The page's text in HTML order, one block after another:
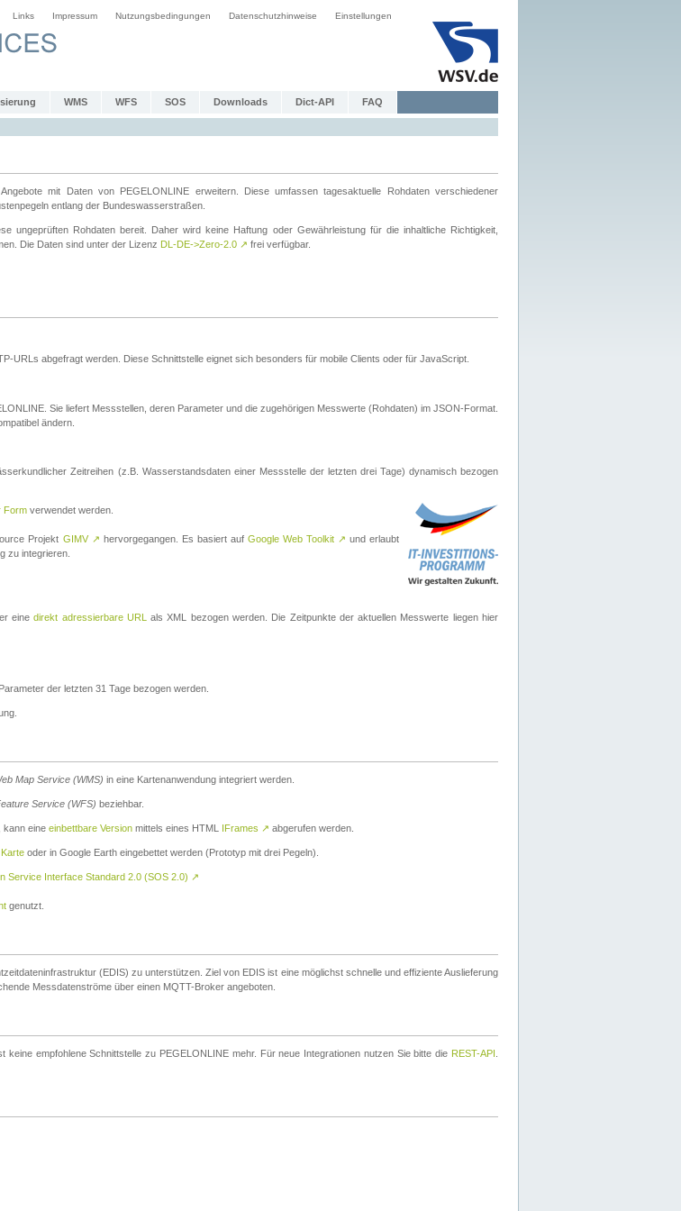
Links Impressum Nutzungsbedingungen Datenschutzhinweise Einstellungen
WMS WFS SOS Downloads Dict-API FAQ
mit Daten von PEGELONLINE erweitern. Diese umfassen tagesaktuelle Rohdaten verschiedener
entlang der Bundeswasserstraßen.
ungeprüften Rohdaten bereit. Daher wird keine Haftung oder Gewährleistung für die inhaltliche Richtigkeit,
Die Daten sind unter der Lizenz DL-DE->Zero-2.0 ↗ frei verfügbar.
URLs abgefragt werden. Diese Schnittstelle eignet sich besonders für mobile Clients oder für JavaScript.
Sie liefert Messstellen, deren Parameter und die zugehörigen Messwerte (Rohdaten) im JSON-Format.
ändern.
Zeitreihen (z.B. Wasserstandsdaten einer Messstelle der letzten drei Tage) dynamisch bezogen
Form verwendet werden.
Projekt GIMV ↗ hervorgegangen. Es basiert auf Google Web Toolkit ↗ und erlaubt
zu integrieren.
einedirekt adressierbare URL
als XML bezogen werden. Die Zeitpunkte der aktuellen Messwerte liegen hier
der letzten 31 Tage bezogen werden.
Map Service (WMS) in eine Kartenanwendung integriert werden.
Service (WFS) beziehbar.
kann eine einbettbare Version mittels eines HTML IFrames ↗ abgerufen werden.
oder in Google Earth eingebettet werden (Prototyp mit drei Pegeln).
Service Interface Standard 2.0 (SOS 2.0) ↗
genutzt.
(EDIS) zu unterstützen. Ziel von EDIS ist eine möglichst schnelle und effiziente Auslieferung
Messdatenströme über einen MQTT-Broker angeboten.
keine empfohlene Schnittstelle zu PEGELONLINE mehr. Für neue Integrationen nutzen Sie bitte die REST-API